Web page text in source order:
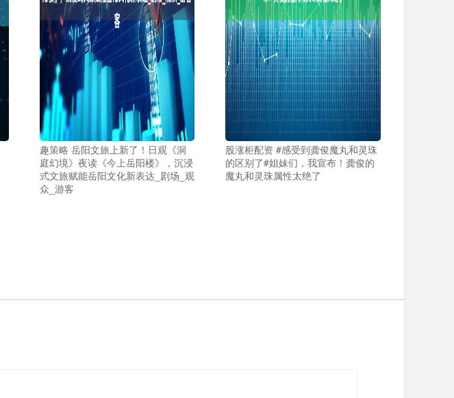
趣策略 岳阳文旅上新了！日观《洞
庭幻境》夜读《今上岳阳楼》，沉浸
式文旅赋能岳阳文化新表达_剧场_观
众_游客
股涨柜配资 #感受到龚俊魔丸和灵珠
的区别了#姐妹们，我宣布！龚俊的
魔丸和灵珠属性太绝了